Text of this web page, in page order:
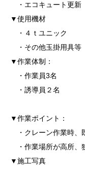
・エコキュート更新
▼使用機材
・４ｔユニック
・その他玉掛用具等
▼作業体制：
・作業員3名
・誘導員２名
▼作業ポイント：
・クレーン作業時、
・作業場所が高所、
▼施工写真